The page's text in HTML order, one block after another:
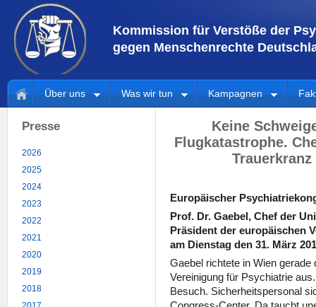
Kommission für Verstöße der
gegen Menschenrechte
Über uns Was wir tun Kampagnen
Presse
2026
2025
2024
2023
2022
2021
2020
2019
2018
Keine
Flugkatastrophe.
Europäischer
Prof. Dr. Gaebel, Chef der
Präsident der europäischen
am Dienstag den 31. März
Gaebel richtete in Wien
Vereinigung für Psychiatrie
Besuch. Sicherheitspersonal